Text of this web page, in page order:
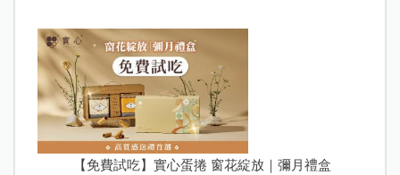
【免費試吃】實心蛋捲 窗花綻放｜彌月禮盒